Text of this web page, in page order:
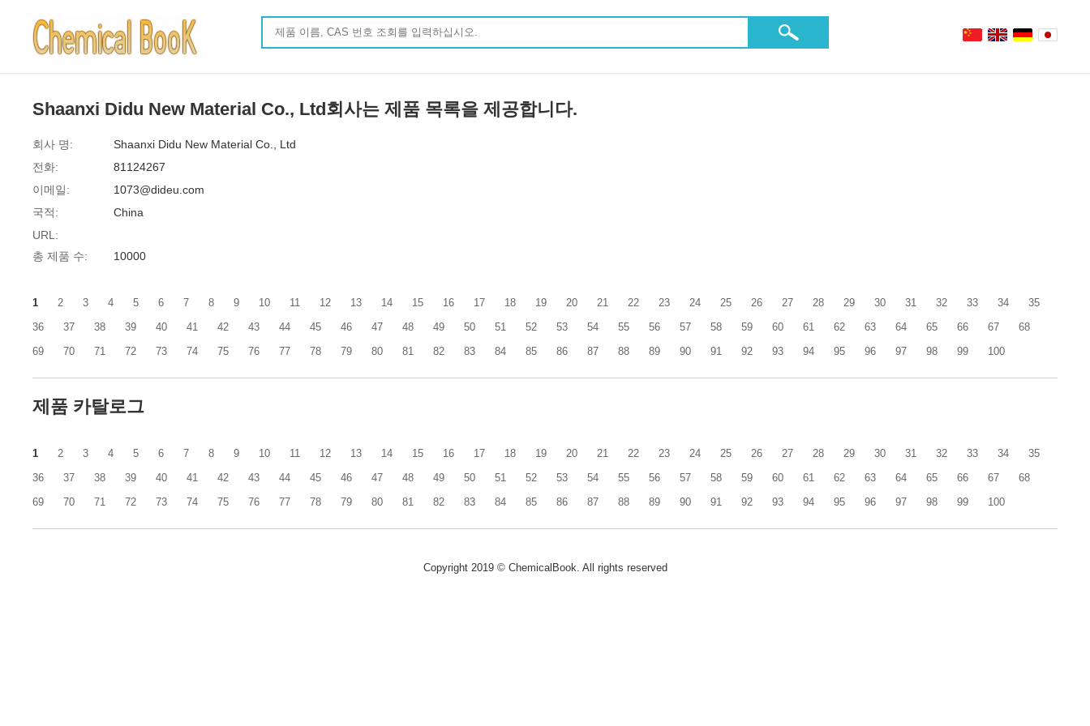
Shaanxi Didu New Material Co., Ltd회사는 제품 목록을 제공합니다.
회사 명:
Shaanxi Didu New Material Co., Ltd
전화:
81124267
이메일:
1073@dideu.com
국적:
China
URL:
총 제품 수:
10000
1 2 3 4 5 6 7 8 9 10 11 12 13 14 15 16 17 18 19 20 21 22 23 24 25 26 27 28 29 30 31 32 33 34
35
36
37 38 39 40 41 42 43 44 45 46 47 48 49 50 51 52 53 54 55 56 57 58 59 60 61 62 63 64 65 66 67
68
69
70 71 72 73 74 75 76 77 78 79 80 81 82 83 84 85 86 87 88 89 90 91 92 93 94 95 96 97 98 99 100
제품 카탈로그
1 2 3 4 5 6 7 8 9 10 11 12 13 14 15 16 17 18 19 20 21 22 23 24 25 26 27 28 29 30 31 32 33 34
35
36
37 38 39 40 41 42 43 44 45 46 47 48 49 50 51 52 53 54 55 56 57 58 59 60 61 62 63 64 65 66 67
68
69
70 71 72 73 74 75 76 77 78 79 80 81 82 83 84 85 86 87 88 89 90 91 92 93 94 95 96 97 98 99 100
Copyright 2019 © ChemicalBook. All rights reserved